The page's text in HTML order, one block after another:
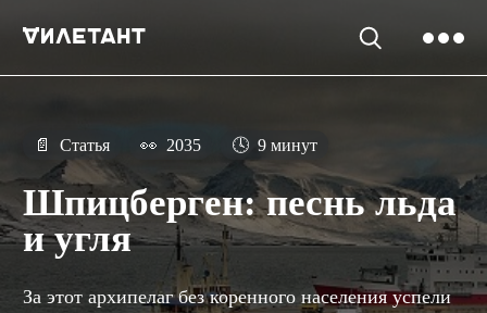
📄 Статья 👀 2035 🕓 9 минут
Шпицберген: песнь льда
и угля
За этот архипелаг без коренного населения успели